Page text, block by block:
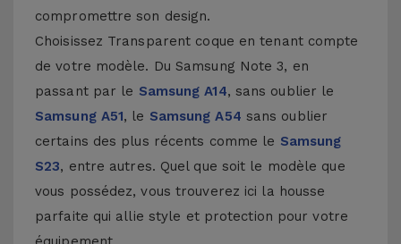
compromettre son design.
Choisissez Transparent coque en tenant compte
de votre modèle. Du Samsung Note 3, en
passant par le Samsung A14, sans oublier le
Samsung A51, le Samsung A54 sans oublier
certains des plus récents comme le Samsung
S23, entre autres. Quel que soit le modèle que
vous possédez, vous trouverez ici la housse
parfaite qui allie style et protection pour votre